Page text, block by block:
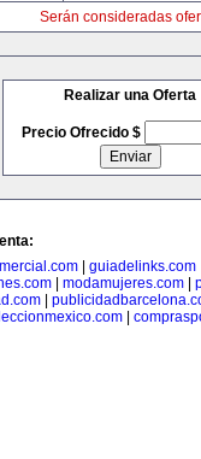
Serán consideradas
Realizar una Oferta
Precio Ofrecido $
guiadelinks.com
modamujeres.com
|